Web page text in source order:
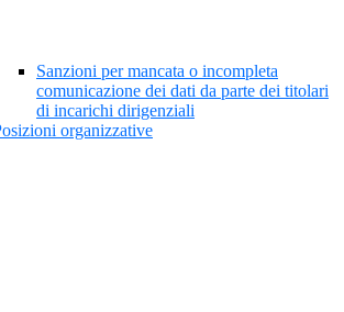
Sanzioni per mancata o incompleta
comunicazione dei dati da parte dei titolari
di incarichi dirigenziali
organizzative